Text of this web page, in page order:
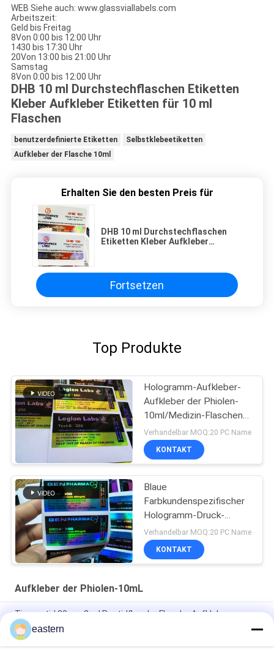
WEB Siehe auch: www.glassviallabels.com
Arbeitszeit:
Geld bis Freitag
8Von 0:00 bis 12:00 Uhr
1430 bis 17:30 Uhr
20Von 13:00 bis 21:00 Uhr
Samstag
8Von 0:00 bis 12:00 Uhr
DHB 10 ml Durchstechflaschen Etiketten
Kleber Aufkleber Etiketten für 10 ml
Flaschen
benutzerdefinierte Etiketten
Selbstklebeetiketten
Aufkleber der Flasche 10ml
Erhalten Sie den besten Preis für
DHB 10 ml Durchstechflaschen
Etiketten Kleber Aufkleber
Fortsetzen
Top Produkte
Hologramm-Aufkleber-
Aufkleber der Phiolen-
10ml/Medizin-Flaschen-
Aufkleber-Laserdruck
Verhandelbar MOQ:20 PC Name
KONTAKT
Blaue
Farbkundenspezifischer
Hologramm-Druck-
Verordnungs-Flaschen-
Aufkleber für Phiole
10Ml
Verhandelbar MOQ:20 PC Name
KONTAKT
Aufkleber der Phiolen-10mL
Tirzepatid 20 mg 2 ml Peptidflasche Flasche Aufkleber
GHRP6 5MG 2 MLBottle Etikettenaufkleber Druck für
eastern